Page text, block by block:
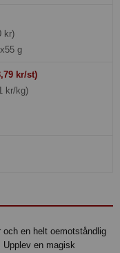
kr)
g
kr/st)
kr/kg)
en helt oemotståndlig
Upplev en magisk